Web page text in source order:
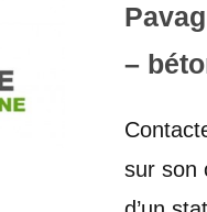
–
sur son